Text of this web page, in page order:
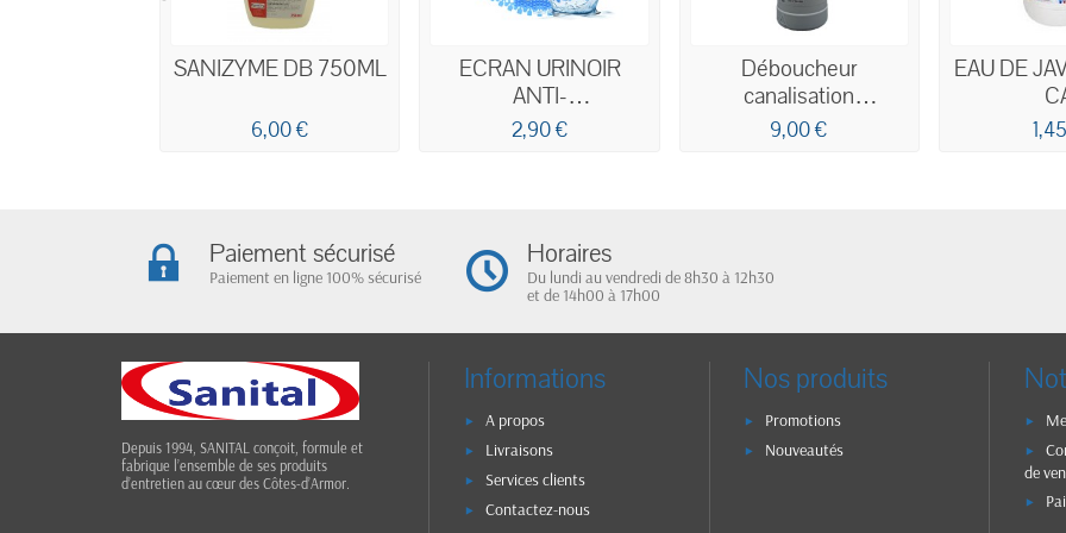
SANIZYME DB 750ML
6,00 €
ECRAN URINOIR
ANTI-
ECLABOUSSURES
2,90 €
Déboucheur
canalisation
professionnel ultra
9,00 €
EAU DE
Paiement sécurisé
Paiement en ligne 100% sécurisé
Horaires
Du lundi au vendredi de 8h30 à 12h30
et de 14h00 à 17h00
Depuis 1994, SANITAL conçoit, formule et
fabrique l’ensemble de ses produits
d’entretien au cœur des Côtes-d’Armor.
Informations
A propos
Livraisons
Services clients
Contactez-nous
Nos produits
Promotions
Nouveautés
de